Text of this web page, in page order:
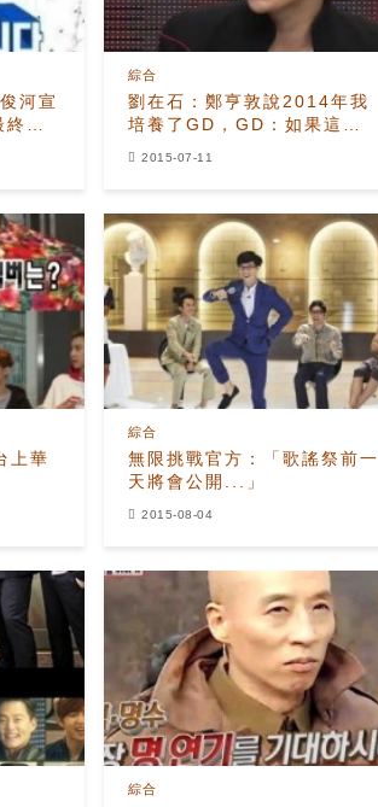
河宣
現
劉在石：鄭亨敦說2014年我
培養了GD，GD：如果這樣
綜合
2015-07-11
無限挑戰官方：「歌謠祭前一
天將會公開...」
綜合
2015-08-04
綜合